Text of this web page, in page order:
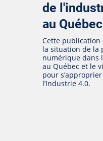
de
au Québec
Cette publication
la situation de la
numérique dans
au Québec et le
pour
l’Industrie 4.0.